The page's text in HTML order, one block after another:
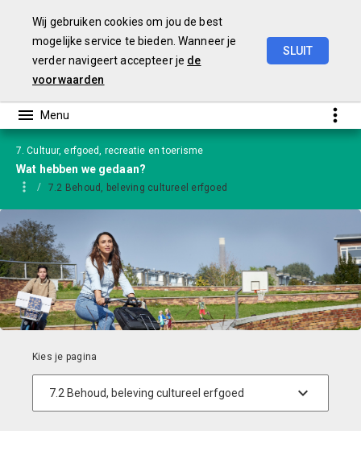
Wij gebruiken cookies om jou de best
mogelijke service te bieden. Wanneer je
verder navigeert accepteer je de
voorwaarden
SLUIT
7. Cultuur, erfgoed, recreatie en toerisme
Wat hebben we gedaan?
7.2 Behoud, beleving cultureel erfgoed